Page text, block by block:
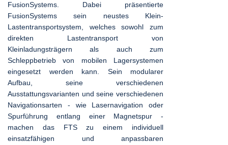
FusionSystems. Dabei präsentierte
FusionSystems sein neustes Klein-
Lastentransportsystem, welches sowohl zum
direkten Lastentransport von
Kleinladungsträgern als auch zum
Schleppbetrieb von mobilen Lagersystemen
eingesetzt werden kann. Sein modularer
Aufbau, seine verschiedenen
Ausstattungsvarianten und seine verschiedenen
Navigationsarten - wie Lasernavigation oder
Spurführung entlang einer Magnetspur -
machen das FTS zu einem individuell
einsatzfähigen und anpassbaren